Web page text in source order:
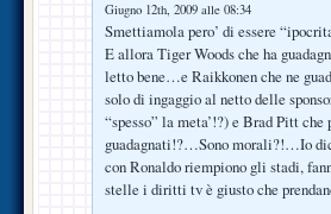
Giugno 12th, 2009 alle 08:34
Smettiamola pero’ di essere
E allora Tiger Woods che ha
letto bene…e Raikkonen che ne
solo di ingaggio al netto delle
“spesso” la meta’!?) e Brad Pitt
guadagnati!?…Sono morali?!…Io
con Ronaldo riempiono gli stadi,
stelle i diritti tv è giusto che